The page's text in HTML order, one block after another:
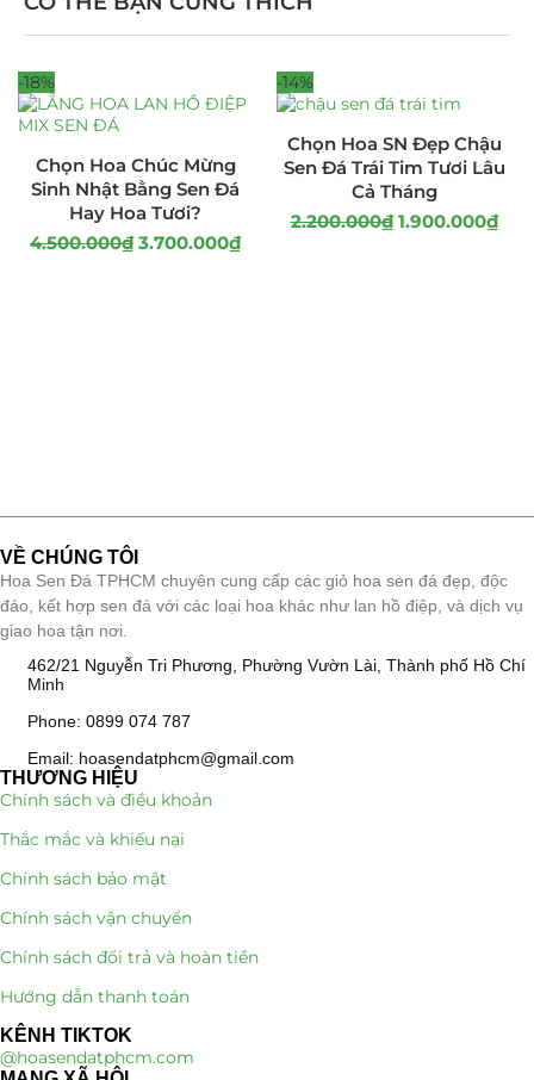
-18%
Chọn Hoa Chúc Mừng
Sinh Nhật Bằng Sen Đá
Hay Hoa Tươi?
4.500.000₫ 3.700.000₫
-14%
Chọn Hoa SN Đẹp Chậu
Sen Đá Trái Tim Tươi Lâu
Cả Tháng
2.200.000₫ 1.900.000₫
VỀ CHÚNG TÔI
Hoa Sen Đá TPHCM chuyên cung cấp các giỏ hoa sen đá đẹp, độc
đáo, kết hợp sen đá với các loại hoa khác như lan hồ điệp, và dịch vụ
giao hoa tận nơi.
462/21 Nguyễn Tri Phương, Phường Vườn Lài, Thành phố Hồ Chí
Minh
Phone: 0899 074 787
Email: hoasendatphcm@gmail.com
THƯƠNG HIỆU
Chính sách và điều khoản
Thắc mắc và khiếu nại
Chính sách bảo mật
Chính sách vận chuyển
Chính sách đổi trả và hoàn tiền
Hướng dẫn thanh toán
KÊNH TIKTOK
@hoasendatphcm.com